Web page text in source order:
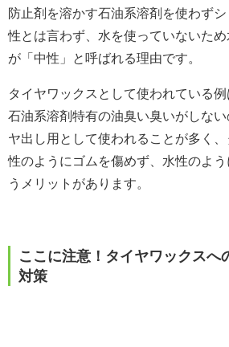
防止剤を溶かす石油系溶剤を使わず
性とは言わず、水を使っていないた
が「中性」と呼ばれる理由です。
タイヤワックスとして使われている例
石油系溶剤特有の油臭い臭いがしな
ヤ出し用として使われることが多く
性のようにゴムを傷めず、水性のよ
うメリットがあります。
ここに注意！タイヤワックスへ
対策